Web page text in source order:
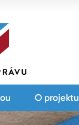
O projektu